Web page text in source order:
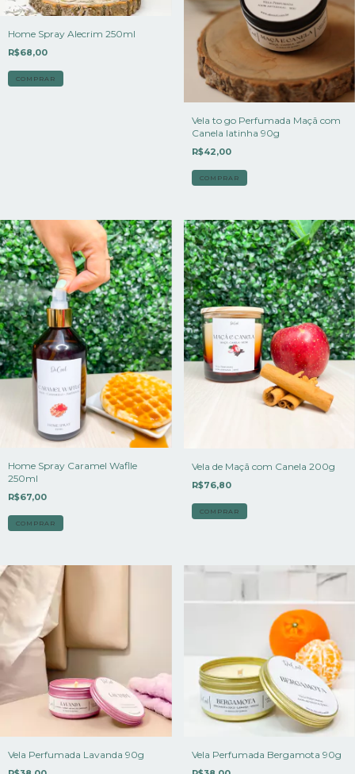
Home Spray Alecrim 250ml
R$68,00
Vela to go Perfumada Maçã com
Canela latinha 90g
R$42,00
Home Spray Caramel Waflle
250ml
R$67,00
Vela de Maçã com Canela 200g
R$76,80
Vela Perfumada Lavanda 90g Vela Perfumada Bergamota 90g